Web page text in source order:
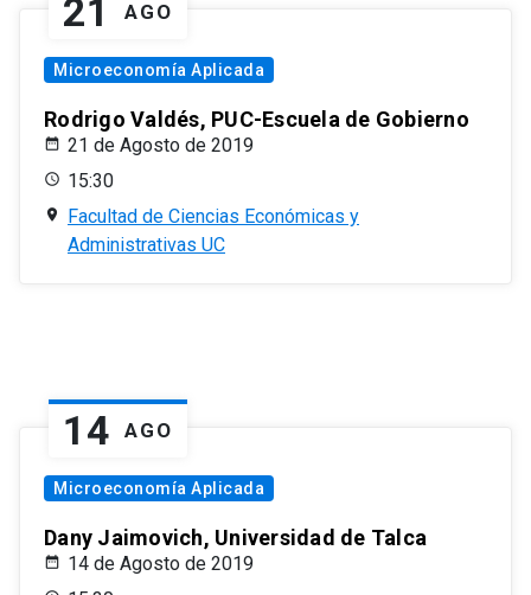
21 AGO
Microeconomía Aplicada
Rodrigo Valdés, PUC-Escuela de Gobierno
21 de Agosto de 2019
15:30
Facultad de Ciencias Económicas y
Administrativas UC
14 AGO
Microeconomía Aplicada
Dany Jaimovich, Universidad de Talca
14 de Agosto de 2019